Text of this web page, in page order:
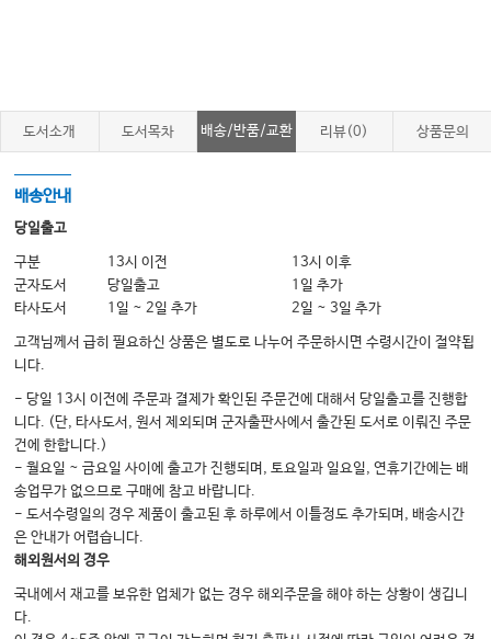
도서소개 도서목차 배송/반품/교환 리뷰(0) 상품문의
배송안내
당일출고
구분 13시 이전
13시 이후
군자도서
당일출고
1일 추가
타사도서
1일 ~ 2일 추가 2일 ~ 3일 추가
고객님께서 급히 필요하신 상품은 별도로 나누어 주문하시면 수령시간이 절약됩
니다.
- 당일 13시 이전에 주문과 결제가 확인된 주문건에 대해서 당일출고를 진행합
니다. (단, 타사도서, 원서 제외되며 군자출판사에서 출간된 도서로 이뤄진 주문
건에 한합니다.)
- 월요일 ~ 금요일 사이에 출고가 진행되며, 토요일과 일요일, 연휴기간에는 배
송업무가 없으므로 구매에 참고 바랍니다.
- 도서수령일의 경우 제품이 출고된 후 하루에서 이틀정도 추가되며, 배송시간
은 안내가 어렵습니다.
해외원서의 경우
국내에서 재고를 보유한 업체가 없는 경우 해외주문을 해야 하는 상황이 생깁니
다.